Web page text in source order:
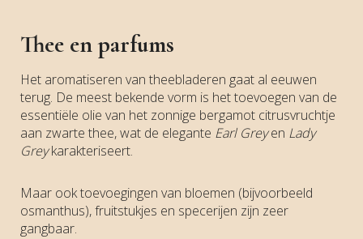
Thee en parfums
Het aromatiseren van theebladeren gaat al eeuwen
terug. De meest bekende vorm is het toevoegen van de
essentiële olie van het zonnige bergamot citrusvruchtje
aan zwarte thee, wat de elegante Earl Greyen Lady
Greykarakteriseert.
Maar ook toevoegingen van bloemen (bijvoorbeeld
osmanthus), fruitstukjes en specerijen zijn zeer
gangbaar.